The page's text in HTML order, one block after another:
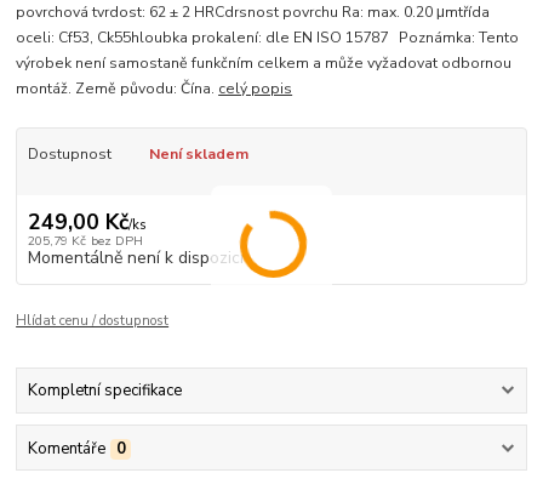
povrchová tvrdost: 62 ± 2 HRCdrsnost povrchu Ra: max. 0.20 μmtřída
oceli: Cf53, Ck55hloubka prokalení: dle EN ISO 15787 Poznámka: Tento
výrobek není samostaně funkčním celkem a může vyžadovat odbornou
montáž. Země původu: Čína. celý popis
Dostupnost Není skladem
249,00 Kč/ks
205,79 Kč bez DPH
Momentálně není k dispozici
Hlídat cenu / dostupnost
Kompletní specifikace
Komentáře 0